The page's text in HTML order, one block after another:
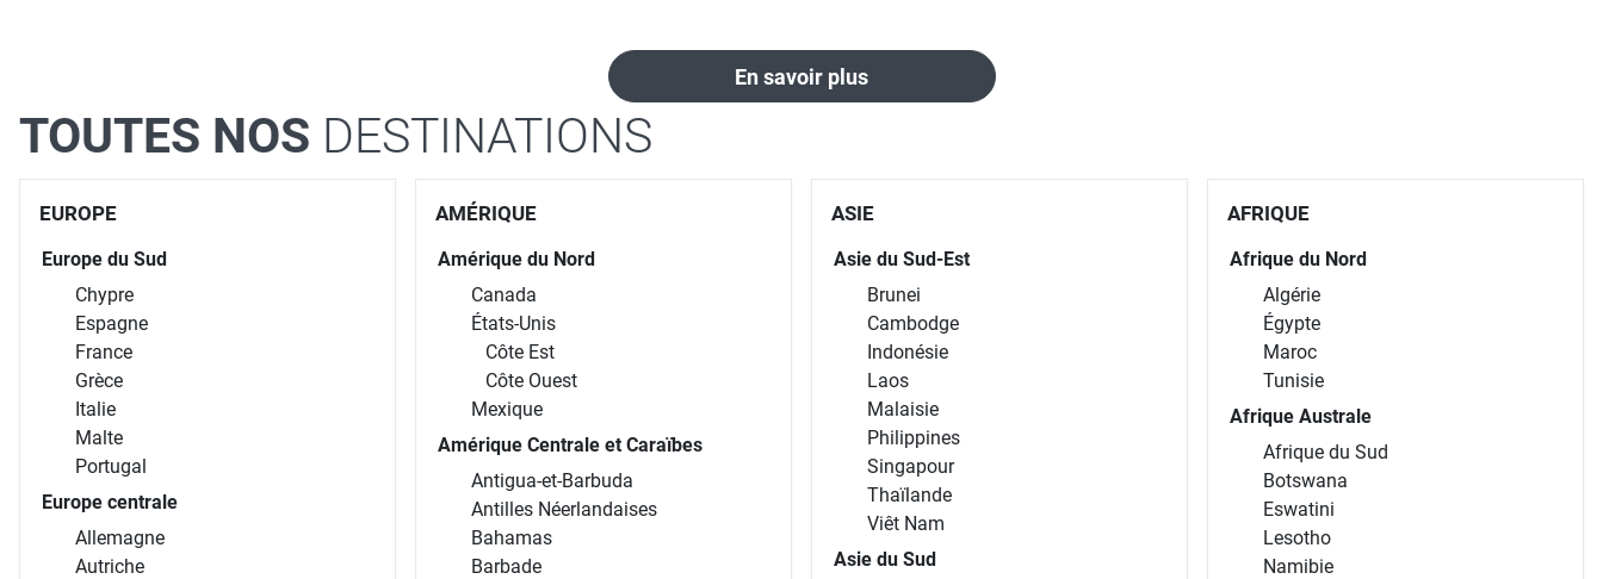
En savoir plus
TOUTES NOS DESTINATIONS
EUROPE
Europe du Sud
Chypre
Espagne
France
Grèce
Italie
Malte
Portugal
Europe centrale
Allemagne
Autriche
AMÉRIQUE
Amérique du Nord
Canada
États-Unis
Côte Est
Côte Ouest
Mexique
Amérique Centrale et Caraïbes
Antigua-et-Barbuda
Antilles Néerlandaises
Bahamas
Barbade
ASIE
Asie du Sud-Est
Brunei
Cambodge
Indonésie
Laos
Malaisie
Philippines
Singapour
Thaïlande
Viêt Nam
Asie du Sud
AFRIQUE
Afrique du Nord
Algérie
Égypte
Maroc
Tunisie
Afrique Australe
Afrique du Sud
Botswana
Eswatini
Lesotho
Namibie